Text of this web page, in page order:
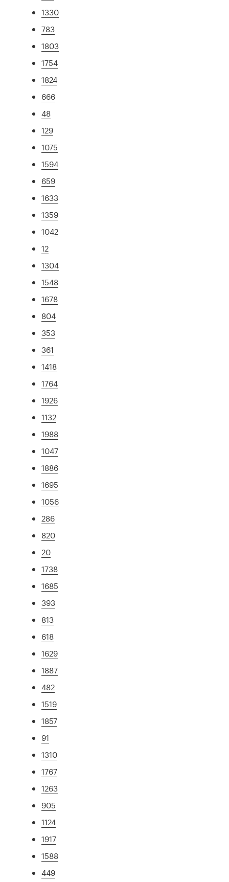
1330
783
1803
1754
1824
666
48
129
1075
1594
659
1633
1359
1042
12
1304
1548
1678
804
353
361
1418
1764
1926
1132
1988
1047
1886
1695
1056
286
820
20
1738
1685
393
813
618
1629
1887
482
1519
1857
91
1310
1767
1263
905
1124
1917
1588
449